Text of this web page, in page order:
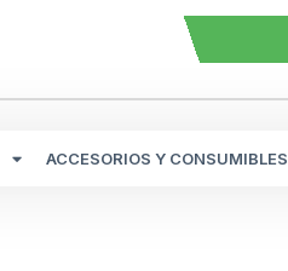
ACCESORIOS Y CONSUMIBLES